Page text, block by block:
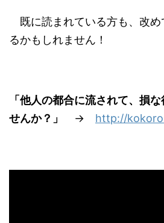
既に読まれている方も、改め
るかもしれません！
「他人の都合に流されて、損
せんか？」
→ http://